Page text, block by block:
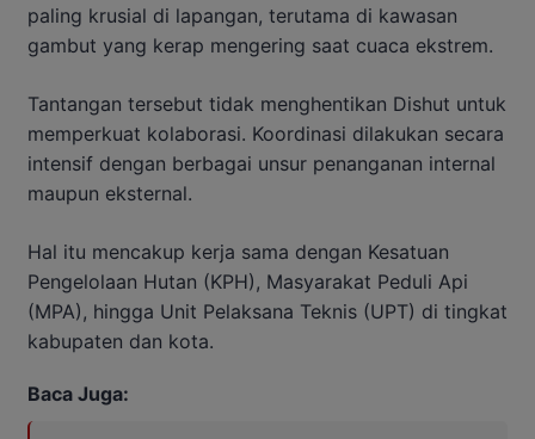
paling krusial di lapangan, terutama di kawasan
gambut yang kerap mengering saat cuaca ekstrem.
Tantangan tersebut tidak menghentikan Dishut untuk
memperkuat kolaborasi. Koordinasi dilakukan secara
intensif dengan berbagai unsur penanganan internal
maupun eksternal.
Hal itu mencakup kerja sama dengan Kesatuan
Pengelolaan Hutan (KPH), Masyarakat Peduli Api
(MPA), hingga Unit Pelaksana Teknis (UPT) di tingkat
kabupaten dan kota.
Baca Juga: